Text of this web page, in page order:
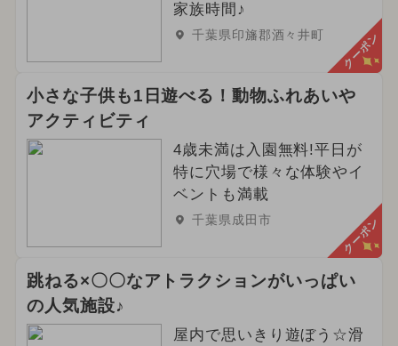
家族時間♪
千葉県印旛郡酒々井町 クーポン
小さな子供も1日遊べる！動物ふれあいや
アクティビティ
4歳未満は入園無料!平日が
特に穴場で様々な体験やイ
ベントも満載
千葉県成田市 クーポン
跳ねる×〇〇なアトラクションがいっぱい
の人気施設♪
屋内で思いきり遊ぼう☆滑